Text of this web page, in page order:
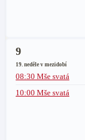
9
19. neděle v mezidobí
08:30 Mše svatá
10:00 Mše svatá